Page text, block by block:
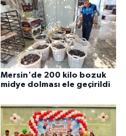
Mersin'de 200 kilo bozuk
midye dolması ele geçirildi